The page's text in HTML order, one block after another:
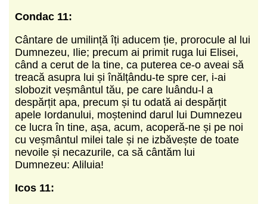
Condac 11:
Cântare de umilință îți aducem ție, prorocule al lui
Dumnezeu, Ilie; precum ai primit ruga lui Elisei,
când a cerut de la tine, ca puterea ce-o aveai să
treacă asupra lui și înălțându-te spre cer, i-ai
slobozit veșmântul tău, pe care luându-l a
despărțit apa, precum și tu odată ai despărțit
apele Iordanului, moștenind darul lui Dumnezeu
ce lucra în tine, așa, acum, acoperă-ne și pe noi
cu veșmântul milei tale și ne izbăvește de toate
nevoile și necazurile, ca să cântăm lui
Dumnezeu: Aliluia!
Icos 11: